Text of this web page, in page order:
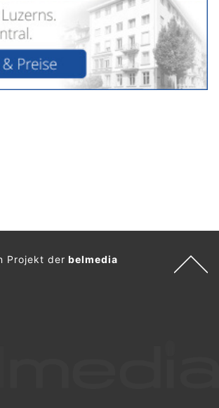
Projekt derbelmedia